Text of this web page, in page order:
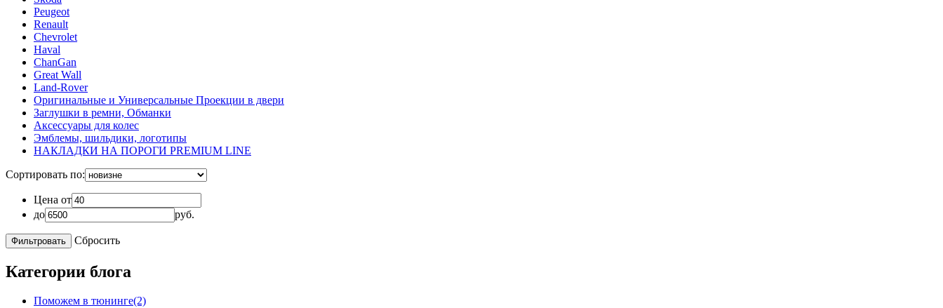
Peugeot
Renault
Chevrolet
Haval
ChanGan
Great Wall
Land-Rover
Оригинальные и Универсальные Проекции в двери
Заглушки в ремни, Обманки
Аксессуары для колес
Эмблемы, шильдики, логотипы
НАКЛАДКИ НА ПОРОГИ PREMIUM LINE
Сортировать по:
Цена от
до
руб.
Сбросить
Категории блога
Поможем в тюнинге(2)